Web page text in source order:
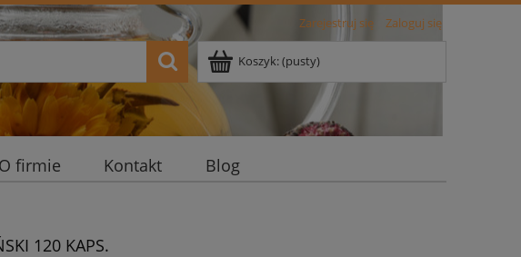
Zarejestruj się Zaloguj się
Koszyk:(pusty)
O firmie Kontakt Blog
120 KAPS.